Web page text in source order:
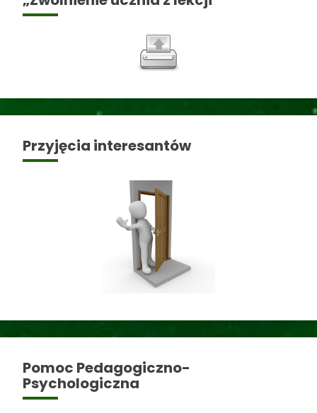
Przyjęcia interesantów
Pomoc Pedagogiczno-
Psychologiczna